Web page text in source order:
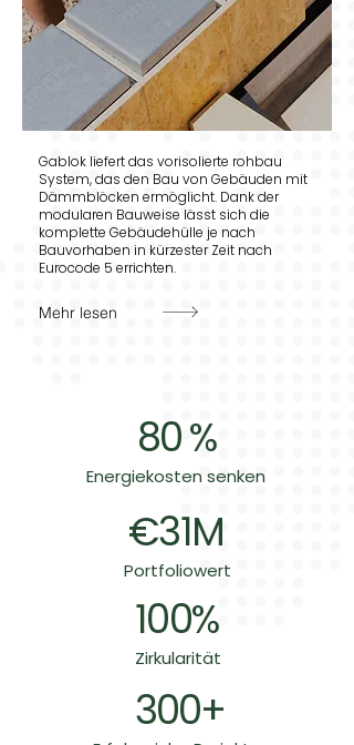
Gablok liefert das vorisolierte rohbau
System, das den Bau von Gebäuden mit
Dämmblöcken ermöglicht. Dank der
modularen Bauweise lässt sich die
komplette Gebäudehülle je nach
Bauvorhaben in kürzester Zeit nach
Eurocode 5 errichten.
Mehr lesen
80 %
Energiekosten senken
€31M
Portfoliowert
100%
Zirkularität
300+